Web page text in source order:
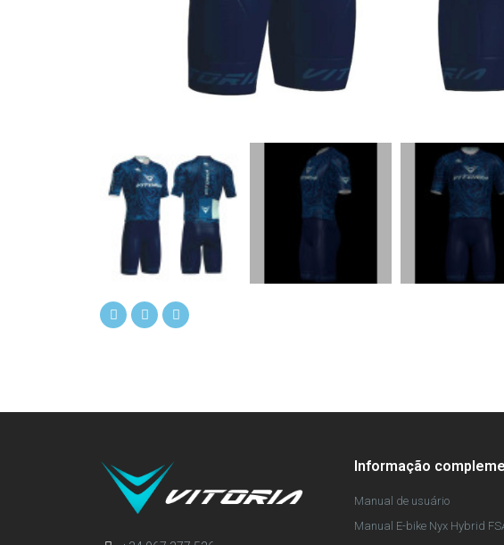
Informação
Manual de usuário
Manual E-bike Nyx Hybrid